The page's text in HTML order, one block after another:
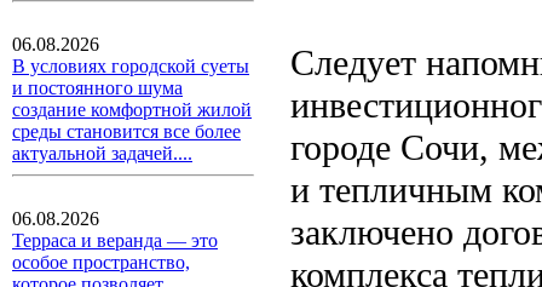
06.08.2026
В условиях городской суеты
и постоянного шума
создание комфортной жилой
среды становится все более
актуальной задачей....
06.08.2026
Терраса и веранда — это
особое пространство,
Следует
городе Сочи,
и тепличным
заключено
комплекса